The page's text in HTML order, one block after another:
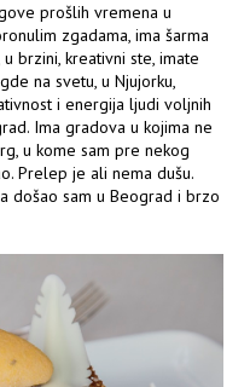
prošlih vremena u
zgadama, ima šarma
brzini, kreativni ste, imate
na svetu, u Njujorku,
i energija ljudi voljnih
Ima gradova u kojima ne
u kome sam pre nekog
Prelep je ali nema dušu.
došao sam u Beograd i brzo